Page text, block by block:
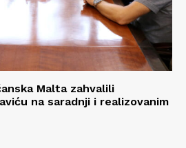
Malta zahvalili
na saradnji i realizovanim